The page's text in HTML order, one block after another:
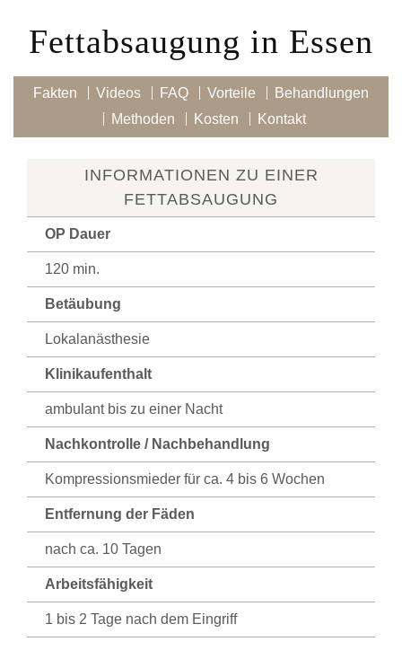
Fettabsaugung in Essen
Fakten Videos FAQ Vorteile
Behandlungen
Methoden
Kosten Kontakt
INFOR­MA­TIO­NEN ZU EINER
FETTABSAUGUNG
OP Dauer
120 min.
Betäubung
Lokalanästhesie
Klinikaufenthalt
ambulant bis zu einer Nacht
Nachkontrolle / Nachbehandlung
Kompressionsmieder für ca. 4 bis 6 Wochen
Entfernung der Fäden
nach ca. 10 Tagen
Arbeitsfähigkeit
1 bis 2 Tage nach dem Eingriff